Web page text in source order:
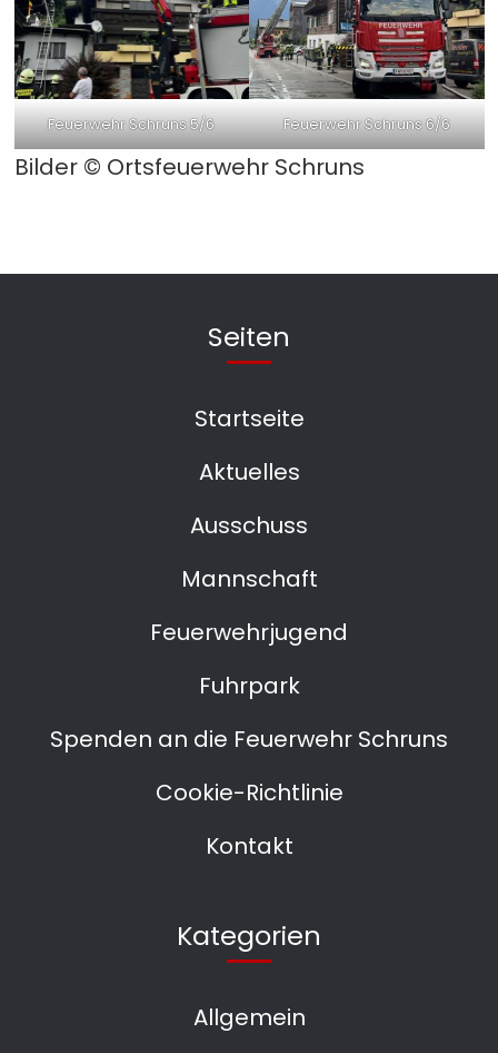
Feuerwehr Schruns 5/6 Feuerwehr Schruns 6/6
Bilder © Ortsfeuerwehr Schruns
Seiten
Startseite
Aktuelles
Ausschuss
Mannschaft
Feuerwehrjugend
Fuhrpark
Spenden an die Feuerwehr Schruns
Cookie-Richtlinie
Kontakt
Kategorien
Allgemein